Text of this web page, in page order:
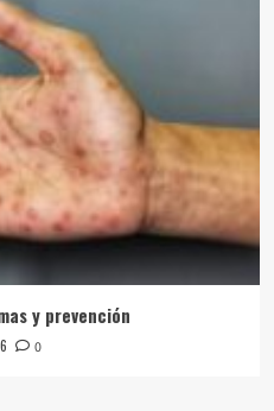
y prevención
0